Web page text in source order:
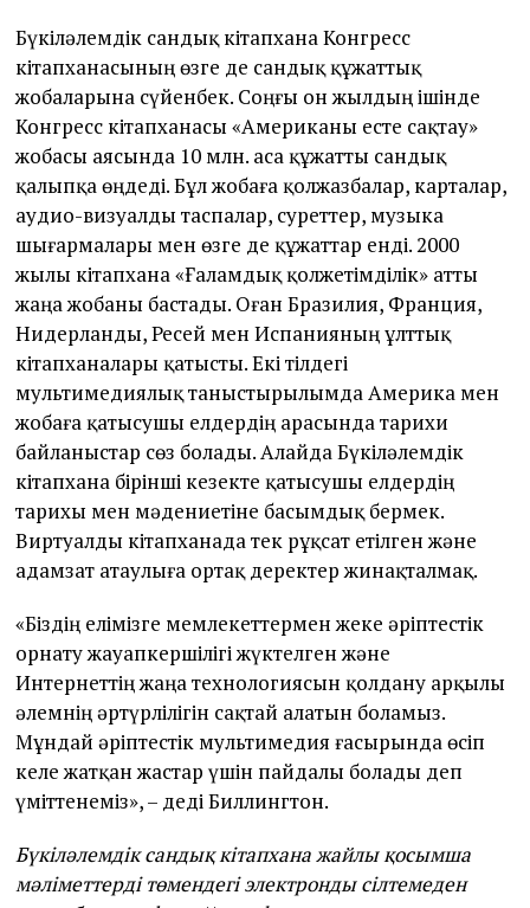
Бүкіләлемдік сандық кітапхана Конгресс
кітапханасының өзге де сандық құжаттық
жобаларына сүйенбек. Соңғы он жылдың ішінде
Конгресс кітапханасы «Американы есте сақтау»
жобасы аясында 10 млн. аса құжатты сандық
қалыпқа өңдеді. Бұл жобаға қолжазбалар, карталар,
аудио-визуалды таспалар, суреттер, музыка
шығармалары мен өзге де құжаттар енді. 2000
жылы кітапхана «Ғаламдық қолжетімділік» атты
жаңа жобаны бастады. Оған Бразилия, Франция,
Нидерланды, Ресей мен Испанияның ұлттық
кітапханалары қатысты. Екі тілдегі
мультимедиялық таныстырылымда Америка мен
жобаға қатысушы елдердің арасында тарихи
байланыстар сөз болады. Алайда Бүкіләлемдік
кітапхана бірінші кезекте қатысушы елдердің
тарихы мен мәдениетіне басымдық бермек.
Виртуалды кітапханада тек рұқсат етілген және
адамзат атаулыға ортақ деректер жинақталмақ.
«Біздің елімізге мемлекеттермен жеке әріптестік
орнату жауапкершілігі жүктелген және
Интернеттің жаңа технологиясын қолдану арқылы
әлемнің әртүрлілігін сақтай алатын боламыз.
Мұндай әріптестік мультимедия ғасырында өсіп
келе жатқан жастар үшін пайдалы болады деп
үміттенеміз», – деді Биллингтон.
Бүкіләлемдік сандық кітапхана жайлы қосымша
мәліметтерді төмендегі электронды сілтемеден